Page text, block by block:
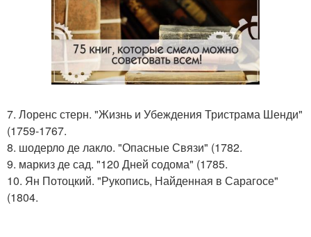
7. Лоренс стерн. "Жизнь и Убеждения Тристрама Шенди"
(1759-1767.
8. шодерло де лакло. "Опасные Связи" (1782.
9. маркиз де сад. "120 Дней содома" (1785.
10. Ян Потоцкий. "Рукопись, Найденная в Сарагосе"
(1804.